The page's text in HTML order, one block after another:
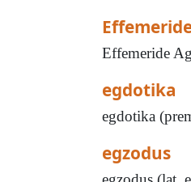
Effemeride
egdotika
egdotika
egzodus